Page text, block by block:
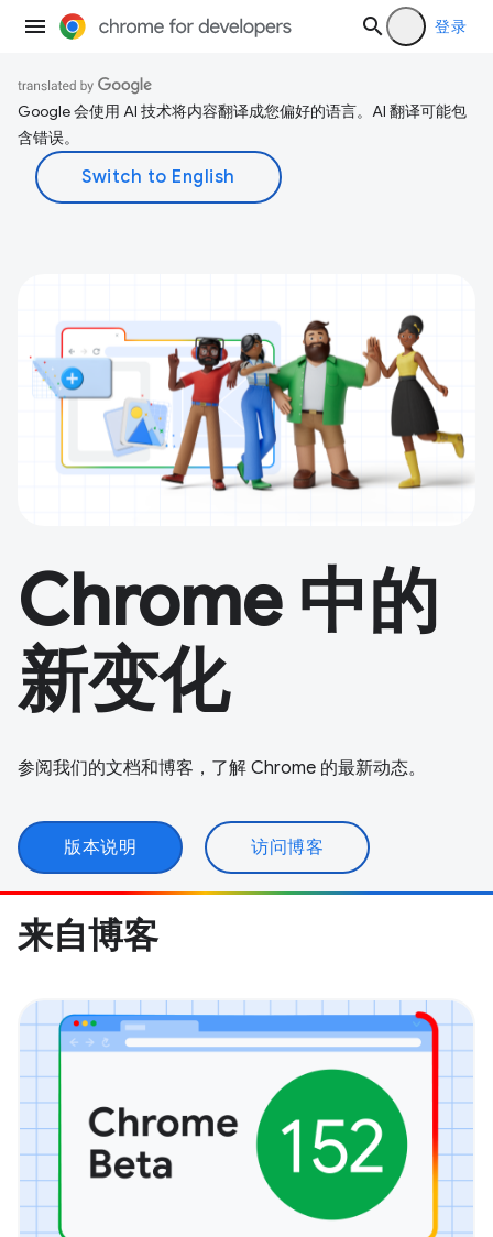
登录
Google 会使用 AI 技术将内容翻译成您偏好的语言。AI 翻译可能包
含错误。
Chrome 中的
新变化
参阅我们的文档和博客，了解 Chrome 的最新动态。
版本说明 访问博客
来自博客